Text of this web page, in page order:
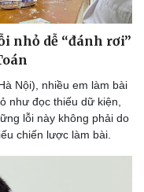
nhỏ dễ “đánh rơi”
Nội), nhiều em làm bài
như đọc thiếu dữ kiện,
lỗi này không phải do
chiến lược làm bài.